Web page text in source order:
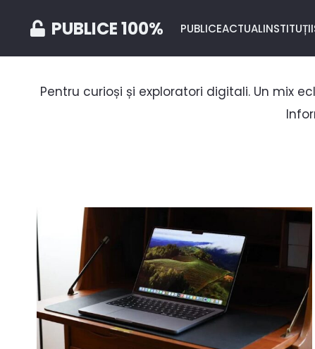
PUBLICE 100% PUBLICEACTUALINSTITUȚII
Pentru curioși și exploratori digitali. Un mix